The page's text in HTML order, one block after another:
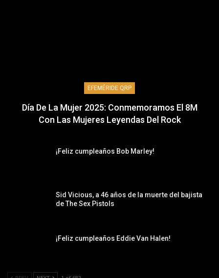
EFEMÉRIDE QRP
Día De La Mujer 2025: Conmemoramos El 8M
Con Las Mujeres Leyendas Del Rock
¡Feliz cumpleaños Bob Marley!
Sid Vicious, a 46 años de la muerte del bajista
de The Sex Pistols
¡Feliz cumpleaños Eddie Van Halen!